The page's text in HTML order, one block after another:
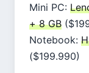
Mini PC:
+ 8 GB
Notebook:
($199.990)